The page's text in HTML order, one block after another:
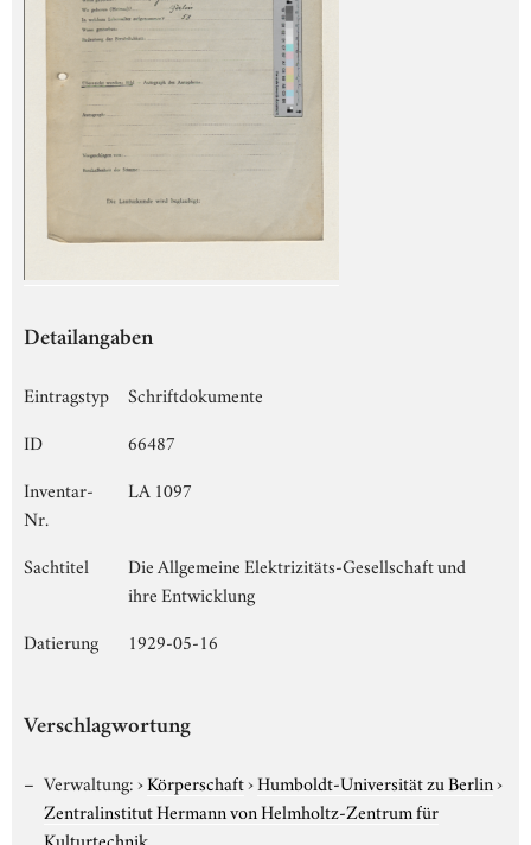
Detailangaben
Eintragstyp
Schriftdokumente
ID
66487
Inventar-
Nr.
LA 1097
Sachtitel
Die Allgemeine Elektrizitäts-Gesellschaft und
ihre Entwicklung
Datierung
1929-05-16
Verschlagwortung
Verwaltung:›Körperschaft›Humboldt-Universität zu Berlin›
Zentralinstitut Hermann von Helmholtz-Zentrum für
Kulturtechnik